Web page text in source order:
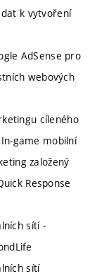
k vytvoření
AdSense pro
webových
cíleného
game mobilní
založený
Response
sítí -
sítí